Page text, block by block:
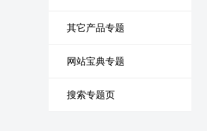
其它产品专题
网站宝典专题
搜索专题页